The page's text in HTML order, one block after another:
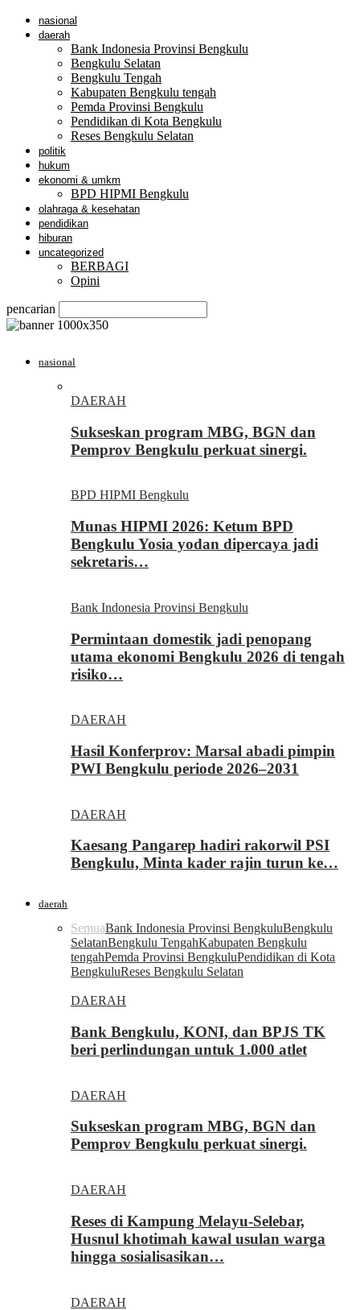
nasional
daerah
Bank Indonesia Provinsi Bengkulu
Bengkulu Selatan
Bengkulu Tengah
Kabupaten Bengkulu tengah
Pemda Provinsi Bengkulu
Pendidikan di Kota Bengkulu
Reses Bengkulu Selatan
politik
hukum
ekonomi & umkm
BPD HIPMI Bengkulu
olahraga & kesehatan
pendidikan
hiburan
uncategorized
BERBAGI
Opini
pencarian
nasional
DAERAH
Sukseskan program MBG, BGN dan
Pemprov Bengkulu perkuat sinergi.
BPD HIPMI Bengkulu
Munas HIPMI 2026: Ketum BPD
Bengkulu Yosia yodan dipercaya jadi
sekretaris…
Bank Indonesia Provinsi Bengkulu
Permintaan domestik jadi penopang
utama ekonomi Bengkulu 2026 di tengah
risiko…
DAERAH
Hasil Konferprov: Marsal abadi pimpin
PWI Bengkulu periode 2026–2031
DAERAH
Kaesang Pangarep hadiri rakorwil PSI
Bengkulu, Minta kader rajin turun ke…
daerah
SemuaBank Indonesia Provinsi BengkuluBengkulu
SelatanBengkulu TengahKabupaten Bengkulu
tengahPemda Provinsi BengkuluPendidikan di Kota
BengkuluReses Bengkulu Selatan
DAERAH
Bank Bengkulu, KONI, dan BPJS TK
beri perlindungan untuk 1.000 atlet
DAERAH
Sukseskan program MBG, BGN dan
Pemprov Bengkulu perkuat sinergi.
DAERAH
Reses di Kampung Melayu-Selebar,
Husnul khotimah kawal usulan warga
hingga sosialisasikan…
DAERAH